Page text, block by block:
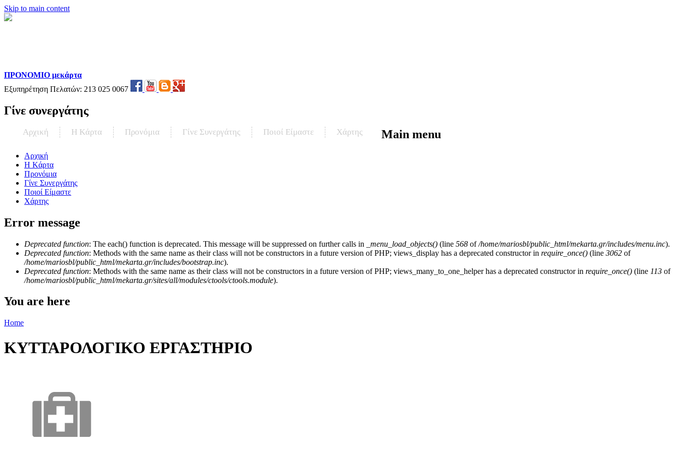
Skip to main content
ΠΡΟΝΟΜΙΟ μεκάρτα
Εξυπηρέτηση Πελατών: 213 025 0067
Γίνε συνεργάτης
Αρχική Η Kάρτα Προνόμια Γίνε Συνεργάτης Ποιοί Είμαστε Χάρτης Main menu
Αρχική
Η Kάρτα
Προνόμια
Γίνε Συνεργάτης
Ποιοί Είμαστε
Χάρτης
Error message
Deprecated function: The each() function is deprecated. This message will be suppressed on further calls in _menu_load_objects() (line 568 of/home/mariosbl/public_html/mekarta.gr/includes/menu.inc).
Deprecated function: Methods with the same name as their class will not be constructors in a future version of PHP; views_display has a deprecated constructor in require_once() (line 3062 of
/home/mariosbl/public_html/mekarta.gr/includes/bootstrap.inc).
Deprecated function: Methods with the same name as their class will not be constructors in a future version of PHP; views_many_to_one_helper has a deprecated constructor in require_once() (line 113 of
/home/mariosbl/public_html/mekarta.gr/sites/all/modules/ctools/ctools.module).
You are here
Home
ΚΥΤΤΑΡΟΛΟΓΙΚΟ ΕΡΓΑΣΤΗΡΙΟ